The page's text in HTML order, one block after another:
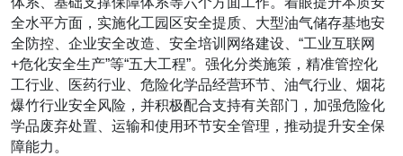
全水平方面，实施化工园区安全提质、大型油气储存基地安
全防控、企业安全改造、安全培训网络建设、“工业互联网
+危化安全生产”等“五大工程”。强化分类施策，精准管控化
工行业、医药行业、危险化学品经营环节、油气行业、烟花
爆竹行业安全风险，并积极配合支持有关部门，加强危险化
学品废弃处置、运输和使用环节安全管理，推动提升安全保
障能力。